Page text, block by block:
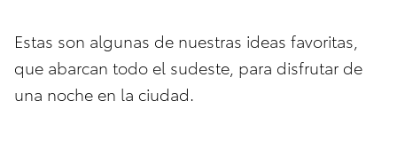
Estas son algunas de nuestras ideas favoritas,
que abarcan todo el sudeste, para disfrutar de
una noche en la ciudad.